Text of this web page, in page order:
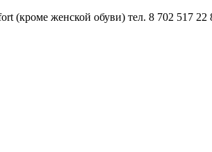
(кроме женской обуви) тел. 8 702 517 22